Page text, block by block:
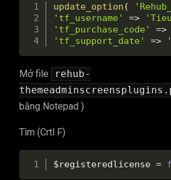
update_option (
'tf_username'
=>
'tf_purchase_code'
=>
'tf_support_date'
=>
Mở file
rehub-
bằng Notepad )
Tìm (Crtl F)
$registeredlicense =